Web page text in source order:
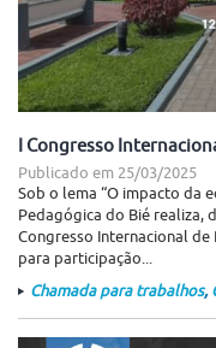
I Congresso
Publicado em 25/03/2025
Sob o lema “O impacto da
Pedagógica do Bié realiza,
Congresso Internacional
para participação...
Chamada para trabalhos,